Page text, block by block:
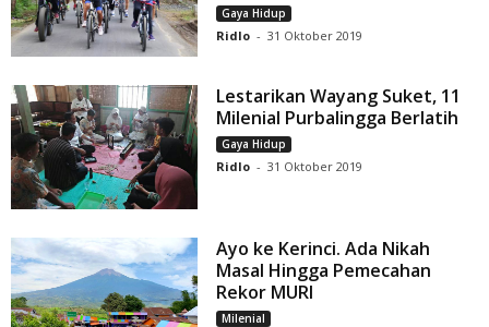
Gaya Hidup
Ridlo - 31 Oktober 2019
Lestarikan Wayang Suket, 11
Milenial Purbalingga Berlatih
Gaya Hidup
Ridlo - 31 Oktober 2019
Ayo ke Kerinci. Ada Nikah
Masal Hingga Pemecahan
Rekor MURI
Milenial